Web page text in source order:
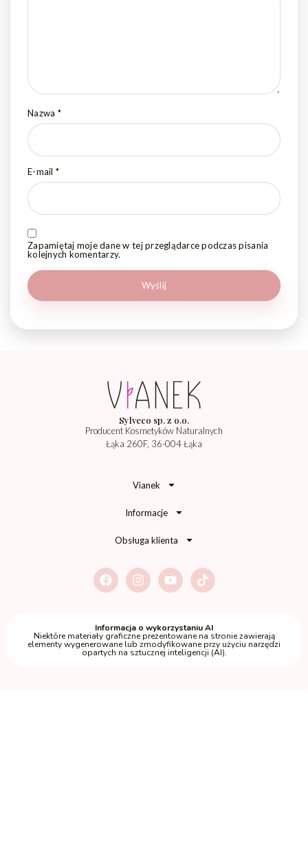
Nazwa *
E-mail *
Zapamiętaj moje dane w tej przeglądarce podczas pisania
kolejnych komentarzy.
Sylveco sp. z o.o.
Producent Kosmetyków Naturalnych
Łąka 260F, 36-004 Łąka
Vianek
Informacje
Obsługa klienta
Informacja o wykorzystaniu AI
Niektóre materiały graficzne prezentowane na stronie zawierają
elementy wygenerowane lub zmodyfikowane przy użyciu narzędzi
opartych na sztucznej inteligencji (AI).